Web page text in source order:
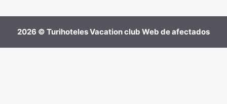
2026 © Turihoteles Vacation club Web de afectados